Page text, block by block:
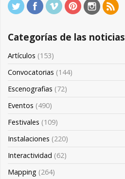
Categorías de las noticias
Artículos (153)
Convocatorias (144)
Escenografias (72)
Eventos (490)
Festivales (109)
Instalaciones (220)
Interactividad (62)
Mapping (264)